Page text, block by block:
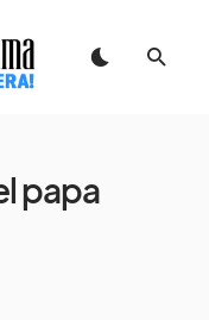
papa